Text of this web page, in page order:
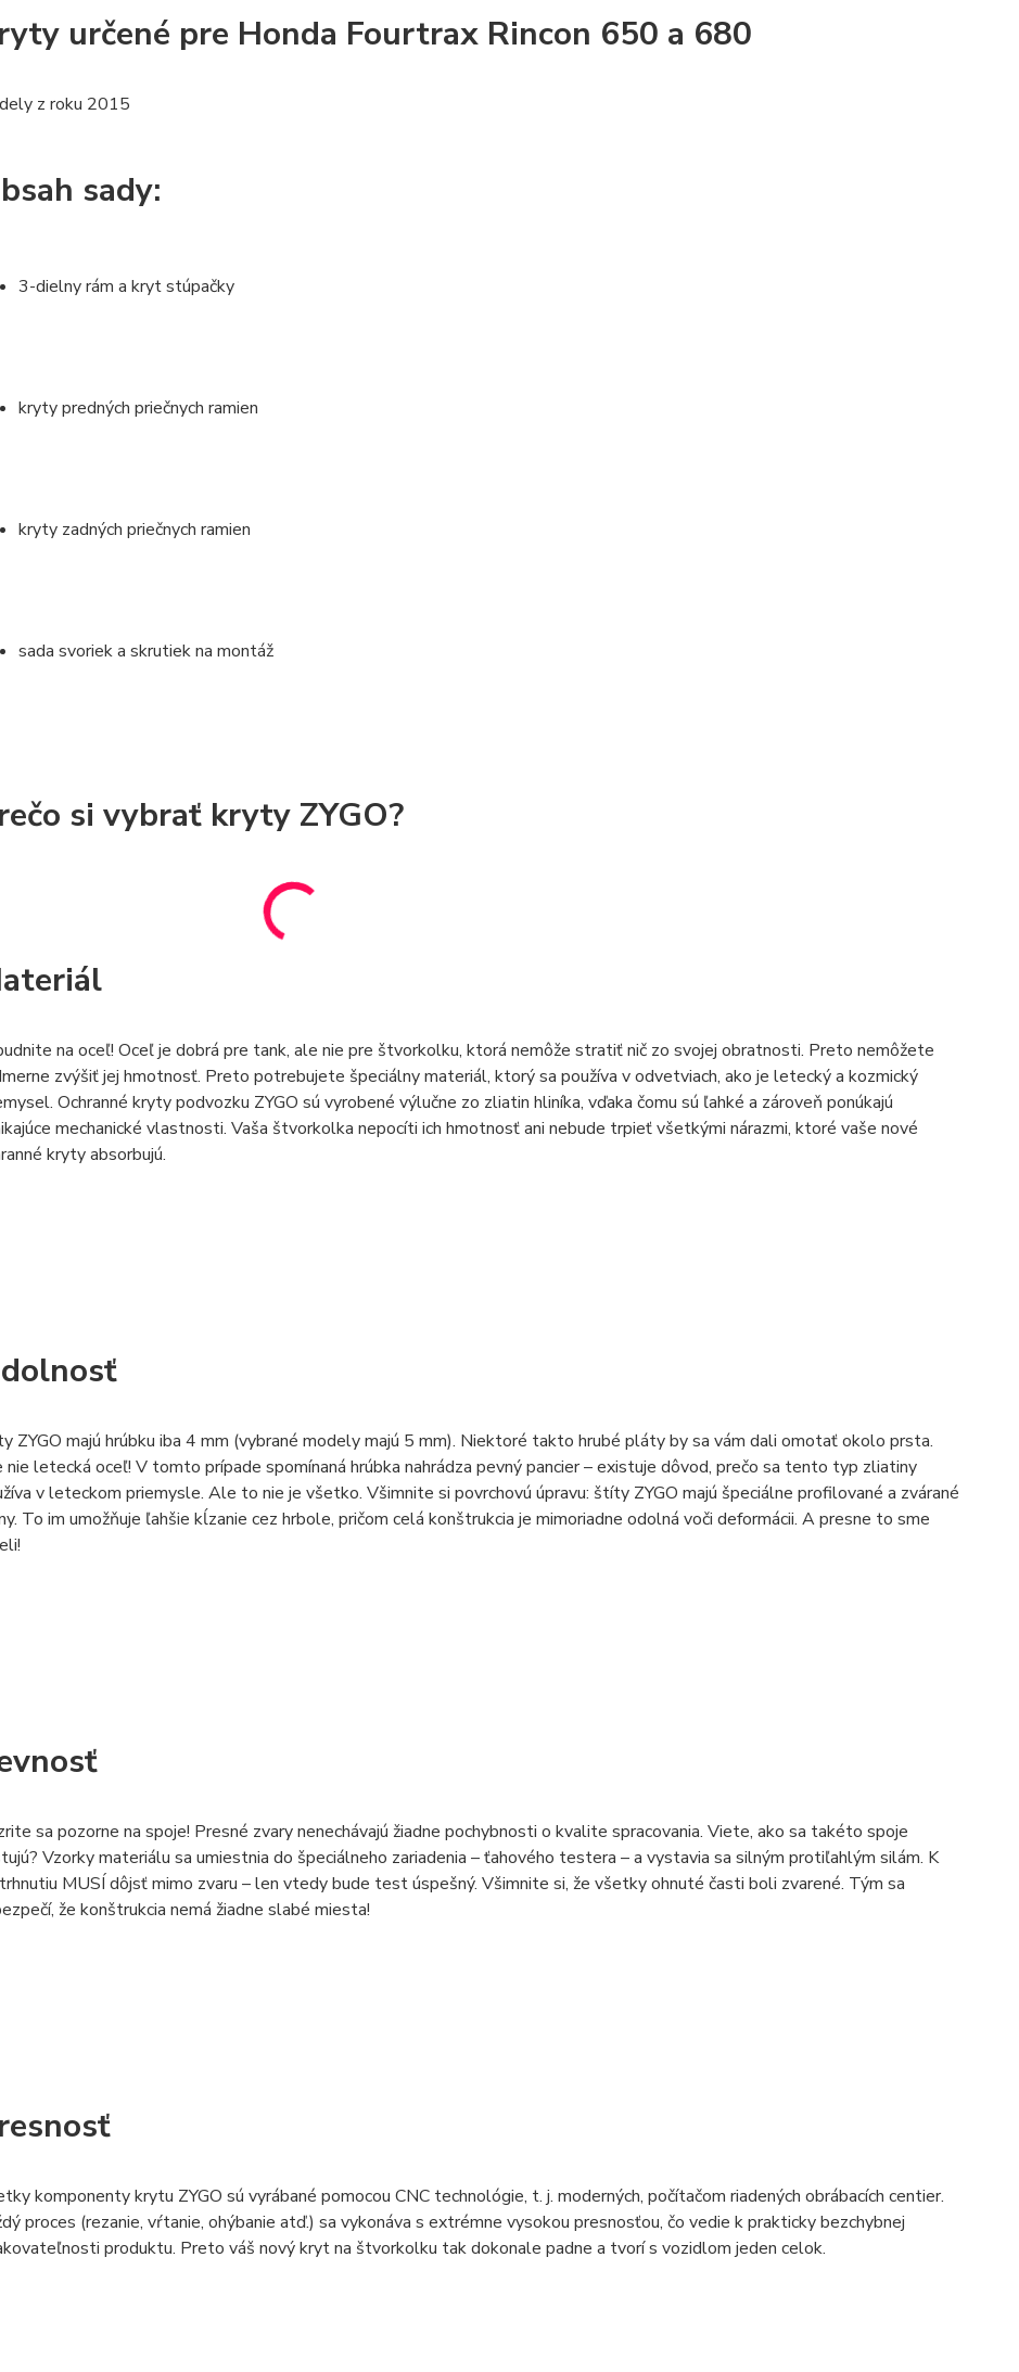
určené pre Honda Fourtrax Rincon 650 a 680
z roku 2015
sady:
3-dielny rám a kryt stúpačky
kryty predných priečnych ramien
kryty zadných priečnych ramien
sada svoriek a skrutiek na montáž
si vybrať kryty ZYGO?
na oceľ! Oceľ je dobrá pre tank, ale nie pre štvorkolku, ktorá nemôže stratiť nič zo svojej obratnosti. Preto nemôžete
zvýšiť jej hmotnosť. Preto potrebujete špeciálny materiál, ktorý sa používa v odvetviach, ako je letecký a kozmický
Ochranné kryty podvozku ZYGO sú vyrobené výlučne zo zliatin hliníka, vďaka čomu sú ľahké a zároveň ponúkajú
mechanické vlastnosti. Vaša štvorkolka nepocíti ich hmotnosť ani nebude trpieť všetkými nárazmi, ktoré vaše nové
kryty absorbujú.
ZYGO majú hrúbku iba 4 mm (vybrané modely majú 5 mm). Niektoré takto hrubé pláty by sa vám dali omotať okolo prsta.
nie letecká oceľ! V tomto prípade spomínaná hrúbka nahrádza pevný pancier – existuje dôvod, prečo sa tento typ zliatiny
v leteckom priemysle. Ale to nie je všetko. Všimnite si povrchovú úpravu: štíty ZYGO majú špeciálne profilované a zvárané
To im umožňuje ľahšie kĺzanie cez hrbole, pričom celá konštrukcia je mimoriadne odolná voči deformácii. A presne to sme
sa pozorne na spoje! Presné zvary nenechávajú žiadne pochybnosti o kvalite spracovania. Viete, ako sa takéto spoje
Vzorky materiálu sa umiestnia do špeciálneho zariadenia – ťahového testera – a vystavia sa silným protiľahlým silám. K
MUSÍ dôjsť mimo zvaru – len vtedy bude test úspešný. Všimnite si, že všetky ohnuté časti boli zvarené. Tým sa
že konštrukcia nemá žiadne slabé miesta!
komponenty krytu ZYGO sú vyrábané pomocou CNC technológie, t. j. moderných, počítačom riadených obrábacích centier.
proces (rezanie, vŕtanie, ohýbanie atď.) sa vykonáva s extrémne vysokou presnosťou, čo vedie k prakticky bezchybnej
produktu. Preto váš nový kryt na štvorkolku tak dokonale padne a tvorí s vozidlom jeden celok.